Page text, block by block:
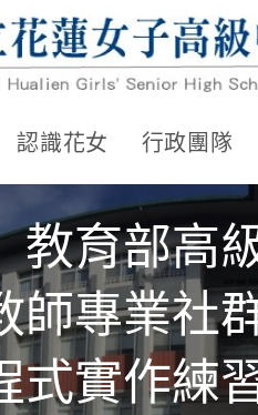
認識花女 行政團隊
教育部高
師專業社
式實作練